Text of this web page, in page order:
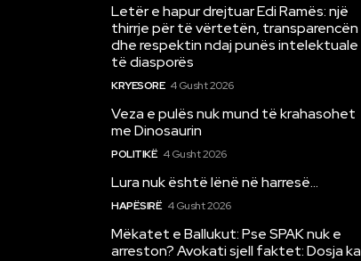
Letër e hapur drejtuar Edi Ramës: një
thirrje për të vërtetën, transparencën
dhe respektin ndaj punës intelektuale
të diasporës
KRYESORE 4 Gusht 2026
Veza e pulës nuk mund të krahasohet
me Dinosaurin
POLITIKË 4 Gusht 2026
Lura nuk është lënë në harresë…
HAPËSIRË 4 Gusht 2026
Mëkatet e Ballukut: Pse SPAK nuk e
arreston? Avokati sjell faktet: Dosja ka